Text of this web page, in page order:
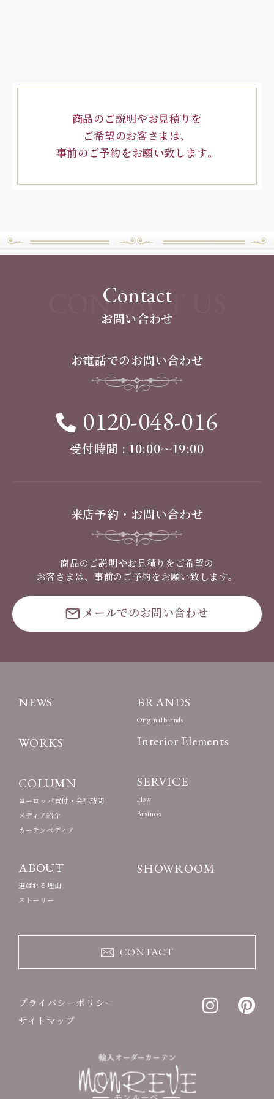
商品のご説明やお見積りを
ご希望のお客さまは、
事前のご予約をお願い致します。
Contact
お問い合わせ
CONTACT US
お電話でのお問い合わせ
0120-048-016
受付時間 : 10:00〜19:00
来店予約・お問い合わせ
商品のご説明やお見積りをご希望の
お客さまは、事前のご予約をお願い致します。
メールでのお問い合わせ
NEWS
WORKS
COLUMN
ヨーロッパ買付・会社訪問
メディア紹介
カーテンペディア
ABOUT
選ばれる理由
ストーリー
BRANDS
Originalbrands
Interior Elements
SERVICE
Flow
Business
SHOWROOM
CONTACT
プライバシーポリシー
サイトマップ